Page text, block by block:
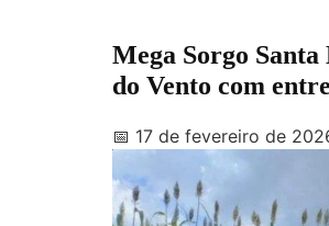
Mega Sorgo
do Vento com
📅 17 de fevereiro de